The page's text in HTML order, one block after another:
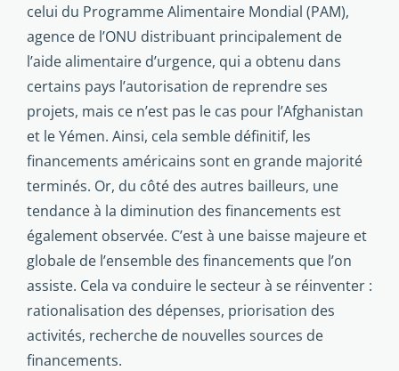
celui du Programme Alimentaire Mondial (PAM),
agence de l’ONU distribuant principalement de
l’aide alimentaire d’urgence, qui a obtenu dans
certains pays l’autorisation de reprendre ses
projets, mais ce n’est pas le cas pour l’Afghanistan
et le Yémen. Ainsi, cela semble définitif, les
financements américains sont en grande majorité
terminés. Or, du côté des autres bailleurs, une
tendance à la diminution des financements est
également observée. C’est à une baisse majeure et
globale de l’ensemble des financements que l’on
assiste. Cela va conduire le secteur à se réinventer :
rationalisation des dépenses, priorisation des
activités, recherche de nouvelles sources de
financements.